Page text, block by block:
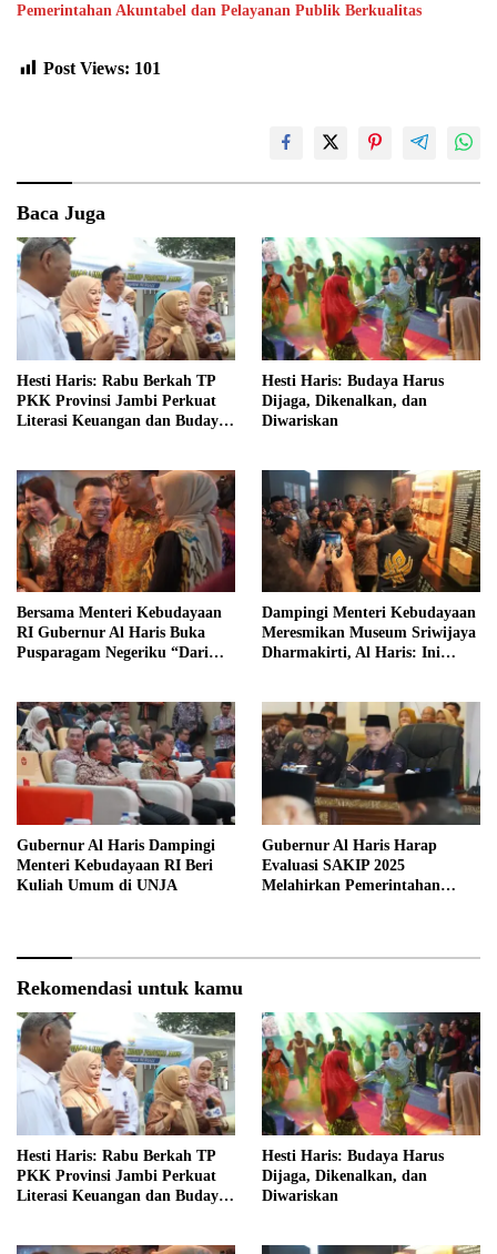
Pemerintahan Akuntabel dan Pelayanan Publik Berkualitas
Post Views: 101
Baca Juga
Hesti Haris: Rabu Berkah TP
PKK Provinsi Jambi Perkuat
Literasi Keuangan dan Budaya
Hesti Haris: Budaya Harus
Dijaga, Dikenalkan, dan
Diwariskan
Bersama Menteri Kebudayaan
RI Gubernur Al Haris Buka
Pusparagam Negeriku “Dari
Dampingi Menteri Kebudayaan
Meresmikan Museum Sriwijaya
Dharmakirti, Al Haris: Ini
Gubernur Al Haris Dampingi
Menteri Kebudayaan RI Beri
Kuliah Umum di UNJA
Gubernur Al Haris Harap
Evaluasi SAKIP 2025
Melahirkan Pemerintahan
Rekomendasi untuk kamu
Hesti Haris: Rabu Berkah TP
PKK Provinsi Jambi Perkuat
Literasi Keuangan dan Budaya
Hesti Haris: Budaya Harus
Dijaga, Dikenalkan, dan
Diwariskan